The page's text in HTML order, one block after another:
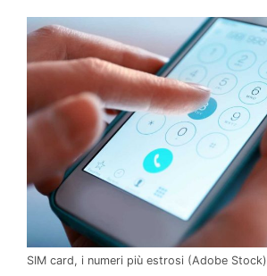
SIM card, i numeri più estrosi (Adobe Stock)